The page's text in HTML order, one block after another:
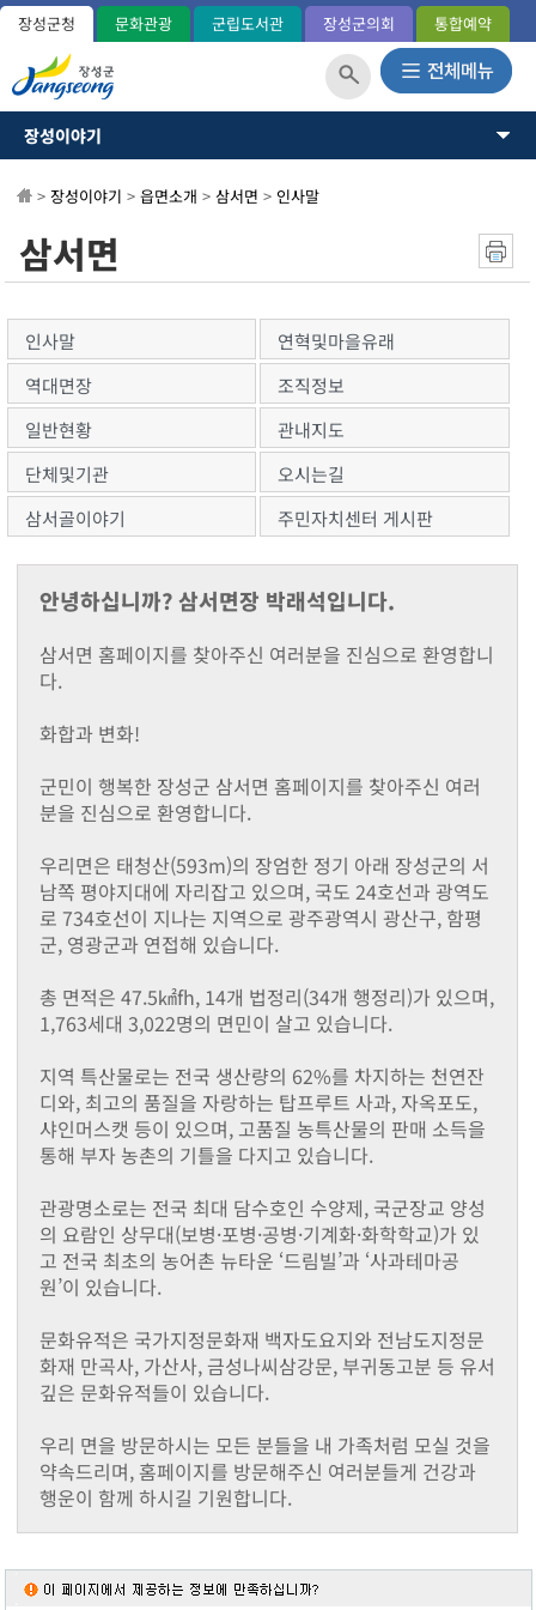
장성군청 문화관광 군립도서관 장성군의회 통합예약
장성이야기
OK 365민원
분야별정보
정보공개
장성이야기
역사와연혁
관내지도
군민헌장
국내외교류
장성군사
장성의상징
상징표시
홍길동 캐릭터
군정운영방향
군정목표/방침
주요업무계획
군청안내
행정조직도
청사안내
찾아오시는길
장성장학회
설립목적및주요사업
장학금 기탁 및 후원안내
장학금지원
기부금 모금액 및 활용 실적
홍보자료
온라인 명예의 전당
유관기관(공익제보) 안내
장성읍
진원면
동화면
삼서면
삼계면
황룡면
북일면
북이면
북하면
찾아오시는길
> 장성이야기 > 읍면소개 > 삼서면 > 인사말
삼서면
인사말
연혁및마을유래
역대면장
조직정보
일반현황
관내지도
단체및기관
오시는길
삼서골이야기
주민자치센터 게시판
안녕하십니까? 삼서면장 박래석입니다.
삼서면 홈페이지를 찾아주신 여러분을 진심으로 환영합니
다.
화합과 변화!
군민이 행복한 장성군 삼서면 홈페이지를 찾아주신 여러
분을 진심으로 환영합니다.
우리면은 태청산(593m)의 장엄한 정기 아래 장성군의 서
남쪽 평야지대에 자리잡고 있으며, 국도 24호선과 광역도
로 734호선이 지나는 지역으로 광주광역시 광산구, 함평
군, 영광군과 연접해 있습니다.
총 면적은 47.5㎢fh, 14개 법정리(34개 행정리)가 있으며,
1,763세대 3,022명의 면민이 살고 있습니다.
지역 특산물로는 전국 생산량의 62%를 차지하는 천연잔
디와, 최고의 품질을 자랑하는 탑프루트 사과, 자옥포도,
샤인머스캣 등이 있으며, 고품질 농특산물의 판매 소득을
통해 부자 농촌의 기틀을 다지고 있습니다.
관광명소로는 전국 최대 담수호인 수양제, 국군장교 양성
의 요람인 상무대(보병·포병·공병·기계화·화학학교)가 있
고 전국 최초의 농어촌 뉴타운 ‘드림빌’과 ‘사과테마공
원’이 있습니다.
문화유적은 국가지정문화재 백자도요지와 전남도지정문
화재 만곡사, 가산사, 금성나씨삼강문, 부귀동고분 등 유서
깊은 문화유적들이 있습니다.
우리 면을 방문하시는 모든 분들을 내 가족처럼 모실 것을
약속드리며, 홈페이지를 방문해주신 여러분들게 건강과
행운이 함께 하시길 기원합니다.